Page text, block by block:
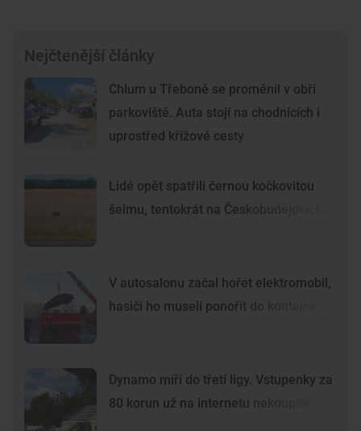
Nejčtenější články
Chlum u Třeboně se proměnil v obří
parkoviště. Auta stojí na chodnících i
uprostřed křížové cesty
Lidé opět spatřili černou kočkovitou
šelmu, tentokrát na Českobudějovicku
V autosalonu začal hořet elektromobil,
hasiči ho museli ponořit do kontejneru
Dynamo míří do třetí ligy. Vstupenky za
80 korun už na internetu nekoupíte